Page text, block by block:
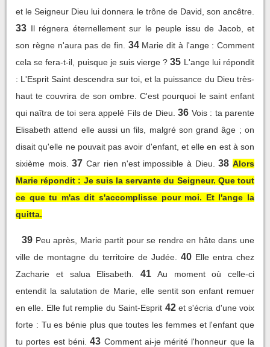
et le Seigneur Dieu lui donnera le trône de David, son ancêtre.
33 Il régnera éternellement sur le peuple issu de Jacob, et
son règne n'aura pas de fin.
34 Marie dit à l'ange : Comment
cela se fera-t-il, puisque je suis vierge ? 35 L'ange lui répondit
: L'Esprit Saint descendra sur toi, et la puissance du Dieu très-
haut te couvrira de son ombre. C'est pourquoi le saint enfant
qui naîtra de toi sera appelé Fils de Dieu. 36 Vois : ta parente
Elisabeth attend elle aussi un fils, malgré son grand âge ; on
disait qu'elle ne pouvait pas avoir d'enfant, et elle en est à son
sixième mois. 37 Car rien n'est impossible à Dieu. 38 Alors
Marie répondit : Je suis la servante du Seigneur. Que tout
ce que tu m'as dit s'accomplisse pour moi. Et l'ange la
quitta.
39 Peu après, Marie partit pour se rendre en hâte dans une
ville de montagne du territoire de Judée.
40 Elle entra chez
Zacharie et salua Elisabeth.
41
Au moment où celle-ci
entendit la salutation de Marie, elle sentit son enfant remuer
en elle. Elle fut remplie du Saint-Esprit 42 et s'écria d'une voix
forte : Tu es bénie plus que toutes les femmes et l'enfant que
tu portes est béni. 43 Comment ai-je mérité l'honneur que la